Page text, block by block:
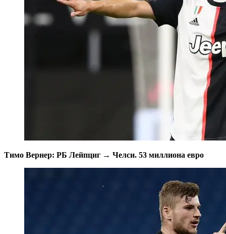
Тимо Вернер: РБ Лейпциг → Челси. 53 миллиона евро